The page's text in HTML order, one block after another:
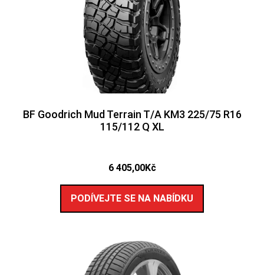
BF Goodrich Mud Terrain T/A KM3 225/75 R16
115/112 Q XL
6 405,00Kč
PODÍVEJTE SE NA NABÍDKU